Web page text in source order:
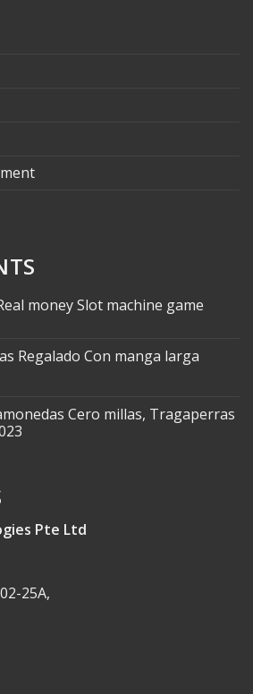
money Slot machine game
Regalado Con manga larga
Cero millas, Tragaperras
Pte Ltd
25A,